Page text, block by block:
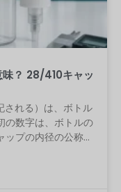
？ 28/410キャッ
れる）は、ボトル
の数字は、ボトルの
プの内径の公称直
形状とネックの高